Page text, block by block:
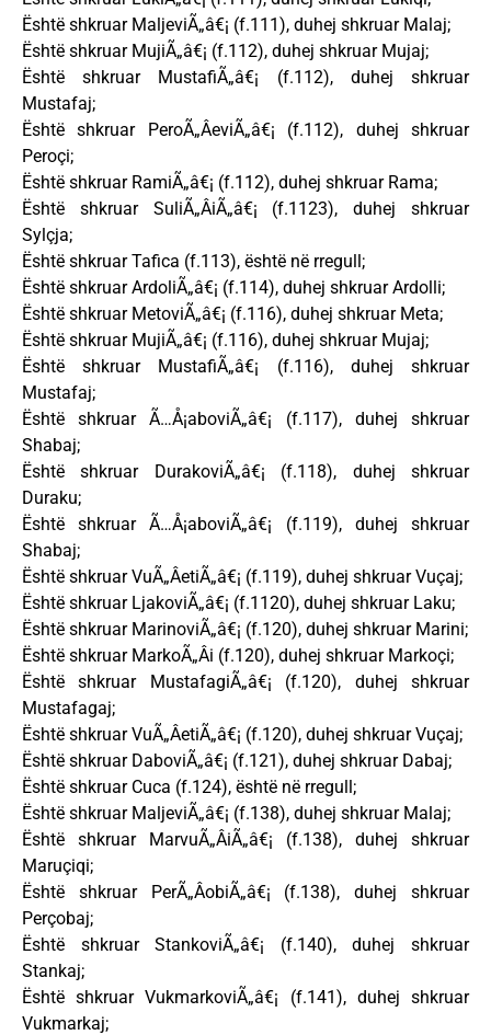
Është shkruar MaljeviÃ„â€¡ (f.111), duhej shkruar Malaj;
Është shkruar MujiÃ„â€¡ (f.112), duhej shkruar Mujaj;
Është shkruar MustafiÃ„â€¡ (f.112), duhej shkruar
Mustafaj;
Është shkruar PeroÃ„ÂeviÃ„â€¡ (f.112), duhej shkruar
Peroçi;
Është shkruar RamiÃ„â€¡ (f.112), duhej shkruar Rama;
Është shkruar SuliÃ„ÂiÃ„â€¡ (f.1123), duhej shkruar
Sylçja;
Është shkruar Tafica (f.113), është në rregull;
Është shkruar ArdoliÃ„â€¡ (f.114), duhej shkruar Ardolli;
Është shkruar MetoviÃ„â€¡ (f.116), duhej shkruar Meta;
Është shkruar MujiÃ„â€¡ (f.116), duhej shkruar Mujaj;
Është shkruar MustafiÃ„â€¡ (f.116), duhej shkruar
Mustafaj;
Është shkruar Ã…Å¡aboviÃ„â€¡ (f.117), duhej shkruar
Shabaj;
Është shkruar DurakoviÃ„â€¡ (f.118), duhej shkruar
Duraku;
Është shkruar Ã…Å¡aboviÃ„â€¡ (f.119), duhej shkruar
Shabaj;
Është shkruar VuÃ„ÂetiÃ„â€¡ (f.119), duhej shkruar Vuçaj;
Është shkruar LjakoviÃ„â€¡ (f.1120), duhej shkruar Laku;
Është shkruar MarinoviÃ„â€¡ (f.120), duhej shkruar Marini;
Është shkruar MarkoÃ„Âi (f.120), duhej shkruar Markoçi;
Është shkruar MustafagiÃ„â€¡ (f.120), duhej shkruar
Mustafagaj;
Është shkruar VuÃ„ÂetiÃ„â€¡ (f.120), duhej shkruar Vuçaj;
Është shkruar DaboviÃ„â€¡ (f.121), duhej shkruar Dabaj;
Është shkruar Cuca (f.124), është në rregull;
Është shkruar MaljeviÃ„â€¡ (f.138), duhej shkruar Malaj;
Është shkruar MarvuÃ„ÂiÃ„â€¡ (f.138), duhej shkruar
Maruçiqi;
Është shkruar PerÃ„ÂobiÃ„â€¡ (f.138), duhej shkruar
Perçobaj;
Është shkruar StankoviÃ„â€¡ (f.140), duhej shkruar
Stankaj;
Është shkruar VukmarkoviÃ„â€¡ (f.141), duhej shkruar
Vukmarkaj;